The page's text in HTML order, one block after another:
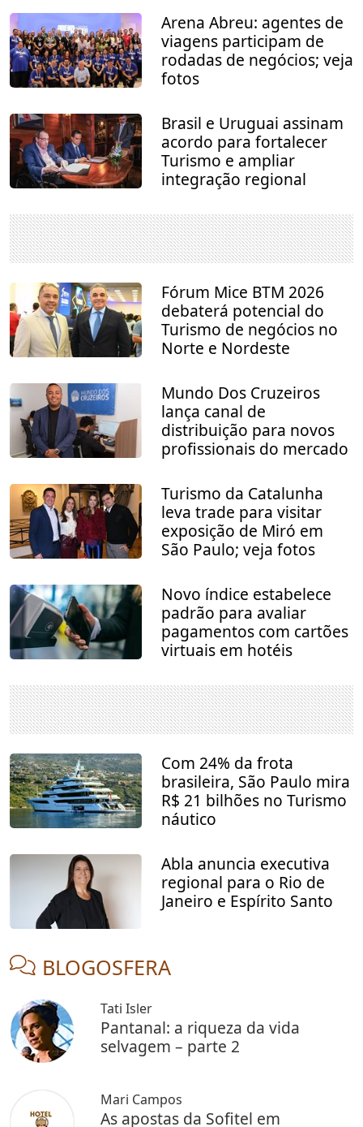
Arena Abreu: agentes de
viagens participam de
rodadas de negócios; veja
fotos
Brasil e Uruguai assinam
acordo para fortalecer
Turismo e ampliar
integração regional
Fórum Mice BTM 2026
debaterá potencial do
Turismo de negócios no
Norte e Nordeste
Mundo Dos Cruzeiros
lança canal de
distribuição para novos
profissionais do mercado
Turismo da Catalunha
leva trade para visitar
exposição de Miró em
São Paulo; veja fotos
Novo índice estabelece
padrão para avaliar
pagamentos com cartões
virtuais em hotéis
Com 24% da frota
brasileira, São Paulo mira
R$ 21 bilhões no Turismo
náutico
Abla anuncia executiva
regional para o Rio de
Janeiro e Espírito Santo
BLOGOSFERA
Tati Isler
Pantanal: a riqueza da vida
selvagem – parte 2
Mari Campos
As apostas da Sofitel em